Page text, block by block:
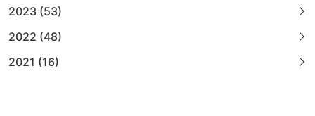
2023 (53)
2022 (48)
2021 (16)